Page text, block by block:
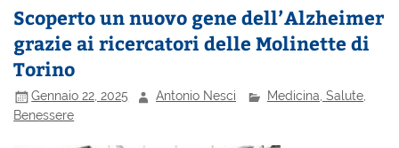
Scoperto un nuovo gene dell’Alzheimer
grazie ai ricercatori delle Molinette di
Torino
Gennaio 22, 2025 Antonio Nesci
Medicina, Salute,
Benessere